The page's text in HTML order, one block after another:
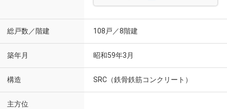
総戸数／階建 108戸／8階建
築年月 昭和59年3月
構造 SRC（鉄骨鉄筋コンクリート）
主方位